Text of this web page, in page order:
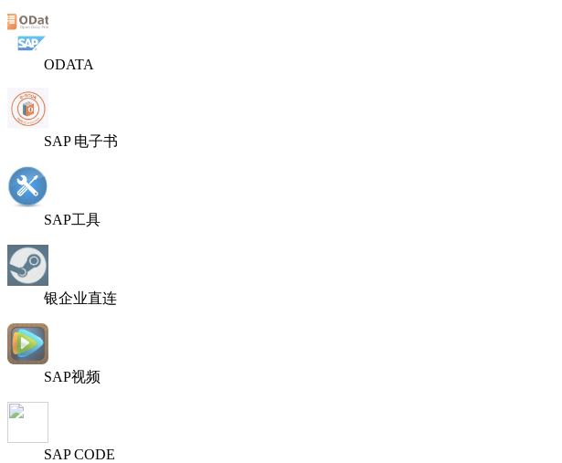
ODATA
SAP 电子书
SAP工具
银企业直连
SAP视频
SAP CODE